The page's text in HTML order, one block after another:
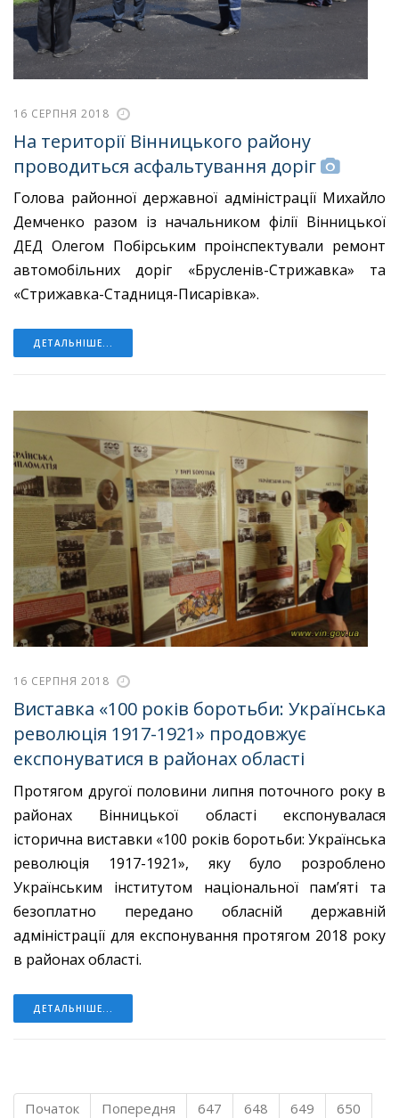
16 СЕРПНЯ 2018
На території Вінницького району
проводиться асфальтування доріг
Голова районної державної адміністрації Михайло
Демченко разом із начальником філії Вінницької
ДЕД Олегом Побірським проінспектували ремонт
автомобільних доріг «Брусленів-Стрижавка» та
«Стрижавка-Стадниця-Писарівка».
ДЕТАЛЬНІШЕ...
16 СЕРПНЯ 2018
Виставка «100 років боротьби: Українська
революція 1917-1921» продовжує
експонуватися в районах області
Протягом другої половини липня поточного року в
районах Вінницької області експонувалася
історична виставки «100 років боротьби: Українська
революція 1917-1921», яку було розроблено
Українським інститутом національної пам’яті та
безоплатно передано обласній державній
адміністрації для експонування протягом 2018 року
в районах області.
ДЕТАЛЬНІШЕ...
Початок Попередня 647 648 649 650